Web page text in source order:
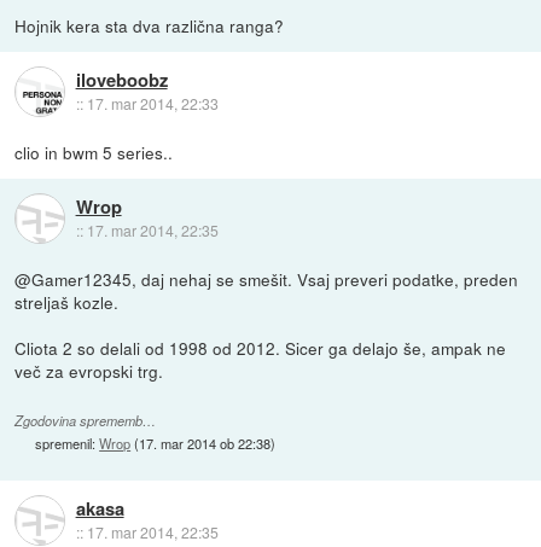
Hojnik kera sta dva različna ranga?
iloveboobz
:: 17. mar 2014, 22:33
clio in bwm 5 series..
Wrop
:: 17. mar 2014, 22:35
@Gamer12345, daj nehaj se smešit. Vsaj preveri podatke, preden
streljaš kozle.
Cliota 2 so delali od 1998 od 2012. Sicer ga delajo še, ampak ne
več za evropski trg.
Zgodovina sprememb…
spremenil:Wrop(17. mar 2014 ob 22:38)
akasa
:: 17. mar 2014, 22:35